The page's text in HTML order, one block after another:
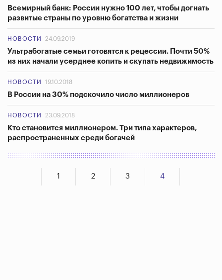
Всемирный банк: России нужно 100 лет, чтобы догнать
развитые страны по уровню богатства и жизни
НОВОСТИ 24.09.2019
Ультрабогатые семьи готовятся к рецессии. Почти 50%
из них начали усерднее копить и скупать недвижимость
НОВОСТИ 19.10.2018
В России на 30% подскочило число миллионеров
НОВОСТИ 23.09.2018
Кто становится миллионером. Три типа характеров,
распространенных среди богачей
1 2 3 4